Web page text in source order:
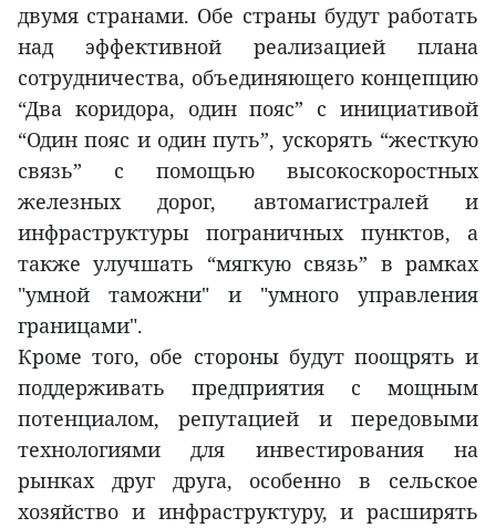
двумя странами. Обе страны будут работать
над эффективной реализацией плана
сотрудничества, объединяющего концепцию
“Два коридора, один пояс” с инициативой
“Один пояс и один путь”, ускорять “жесткую
связь” с помощью высокоскоростных
железных дорог, автомагистралей и
инфраструктуры пограничных пунктов, а
также улучшать “мягкую связь” в рамках
"умной таможни" и "умного управления
границами".
Кроме того, обе стороны будут поощрять и
поддерживать предприятия с мощным
потенциалом, репутацией и передовыми
технологиями для инвестирования на
рынках друг друга, особенно в сельское
хозяйство и инфраструктуру, и расширять